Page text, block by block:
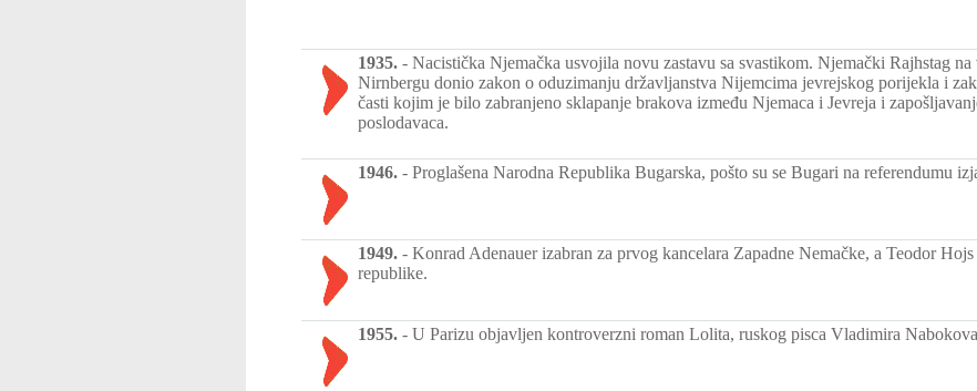
1935. - Nacistička Njemačka usvojila novu zastavu sa svastikom. Njemački Rajhstag na
Nirnbergu donio zakon o oduzimanju državljanstva Nijemcima jevrejskog porijekla i
časti kojim je bilo zabranjeno sklapanje brakova između Njemaca i Jevreja i
poslodavaca.
1946. - Proglašena Narodna Republika Bugarska, pošto su se Bugari na referendumu
1949. - Konrad Adenauer izabran za prvog kancelara Zapadne Nemačke, a Teodor
republike.
1955. - U Parizu objavljen kontroverzni roman Lolita, ruskog pisca Vladimira